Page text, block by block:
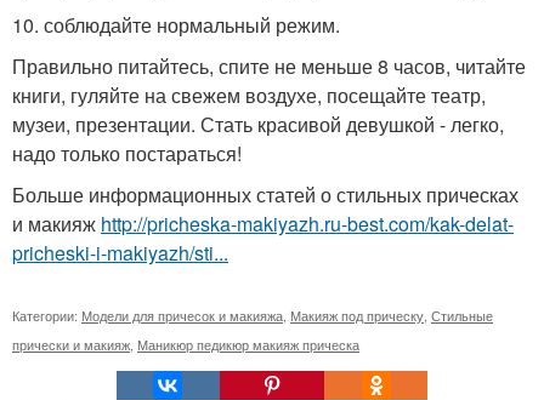
10. соблюдайте нормальный режим.
Правильно питайтесь, спите не меньше 8 часов, читайте
книги, гуляйте на свежем воздухе, посещайте театр,
музеи, презентации. Стать красивой девушкой - легко,
надо только постараться!
Больше информационных статей о стильных прическах
и макияж http://pricheska-makiyazh.ru-best.com/kak-delat-
pricheski-i-makiyazh/sti...
Категории: Модели для причесок и макияжа Макияж под прическу Стильные
прически и макияж Маникюр педикюр макияж прическа